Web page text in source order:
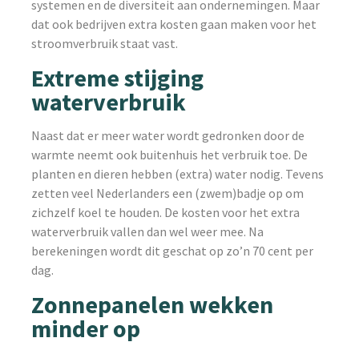
systemen en de diversiteit aan ondernemingen. Maar
dat ook bedrijven extra kosten gaan maken voor het
stroomverbruik staat vast.
Extreme stijging
waterverbruik
Naast dat er meer water wordt gedronken door de
warmte neemt ook buitenhuis het verbruik toe. De
planten en dieren hebben (extra) water nodig. Tevens
zetten veel Nederlanders een (zwem)badje op om
zichzelf koel te houden. De kosten voor het extra
waterverbruik vallen dan wel weer mee. Na
berekeningen wordt dit geschat op zo’n 70 cent per
dag.
Zonnepanelen wekken
minder op